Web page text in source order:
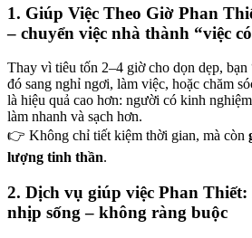
panel
panel
panel
panel
panel
Oku
1. Giúp Việc Theo Giờ Phan
– chuyển việc nhà thành “việc
Thay vì tiêu tốn 2–4 giờ cho dọn dẹp, bạn
đó sang nghỉ ngơi, làm việc, hoặc chăm
là hiệu quả cao hơn: người có kinh
làm nhanh và sạch hơn.
👉 Không chỉ tiết kiệm thời gian, mà còn
lượng tinh thần.
2. Dịch vụ giúp việc Phan
nhịp sống – không ràng buộc